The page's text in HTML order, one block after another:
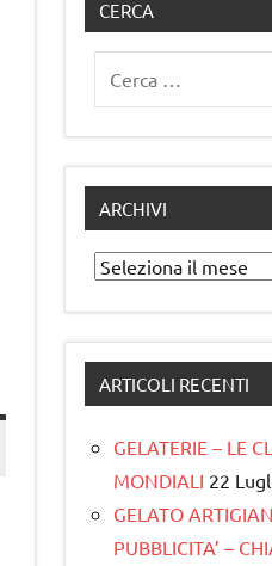
CERCA
ARCHIVI
Archivi
ARTICOLI RECENTI
GELATERIE – LE
MONDIALI 22
GELATO
PUBBLICITA’ –